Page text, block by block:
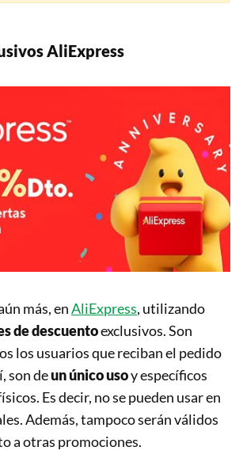
AliExpress
más, enAliExpress, utilizando
de descuentoexclusivos. Son
los usuarios que reciban el pedido
son deun único usoy específicos
Es decir, no se pueden usar en
Además,tampoco serán válidos
a otras promociones.